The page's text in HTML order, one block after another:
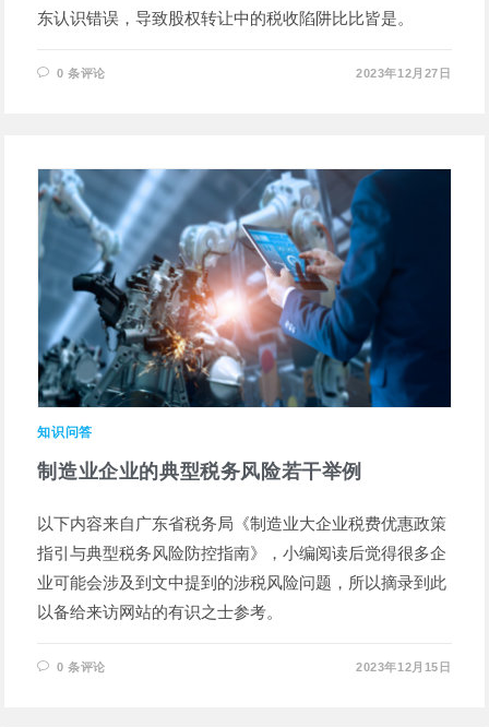
东认识错误，导致股权转让中的税收陷阱比比皆是。
0 条评论 2023年12月27日
知识问答
制造业企业的典型税务风险若干举例
以下内容来自广东省税务局《制造业大企业税费优惠政策
指引与典型税务风险防控指南》，小编阅读后觉得很多企
业可能会涉及到文中提到的涉税风险问题，所以摘录到此
以备给来访网站的有识之士参考。
0 条评论 2023年12月15日